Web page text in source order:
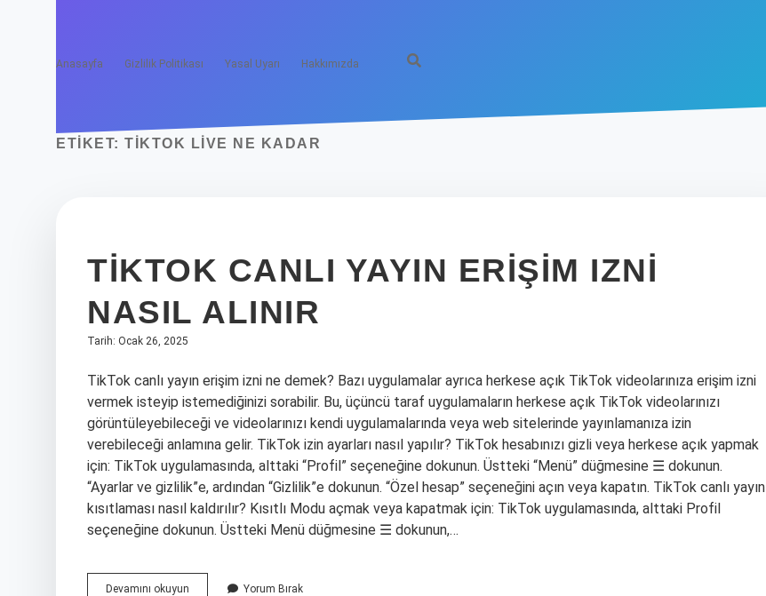
Anasayfa Gizlilik Politikası Yasal Uyarı Hakkımızda
ETIKET: TIKTOK LIVE NE KADAR
TIKTOK CANLI YAYIN ERIŞIM IZNI
NASIL ALINIR
Tarih: Ocak 26, 2025
TikTok canlı yayın erişim izni ne demek? Bazı uygulamalar ayrıca herkese açık TikTok videolarınıza erişim izni
vermek isteyip istemediğinizi sorabilir. Bu, üçüncü taraf uygulamaların herkese açık TikTok videolarınızı
görüntüleyebileceği ve videolarınızı kendi uygulamalarında veya web sitelerinde yayınlamanıza izin
verebileceği anlamına gelir. TikTok izin ayarları nasıl yapılır? TikTok hesabınızı gizli veya herkese açık yapmak
için: TikTok uygulamasında, alttaki “Profil” seçeneğine dokunun. Üstteki “Menü” düğmesine ☰ dokunun.
“Ayarlar ve gizlilik”e, ardından “Gizlilik”e dokunun. “Özel hesap” seçeneğini açın veya kapatın. TikTok canlı yayın
kısıtlaması nasıl kaldırılır? Kısıtlı Modu açmak veya kapatmak için: TikTok uygulamasında, alttaki Profil
seçeneğine dokunun. Üstteki Menü düğmesine ☰ dokunun,…
Devamını okuyun Yorum Bırak